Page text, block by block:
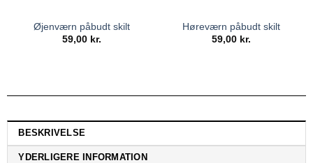
Øjenværn påbudt skilt
59,00 kr.
Høreværn påbudt skilt
59,00 kr.
BESKRIVELSE
YDERLIGERE INFORMATION